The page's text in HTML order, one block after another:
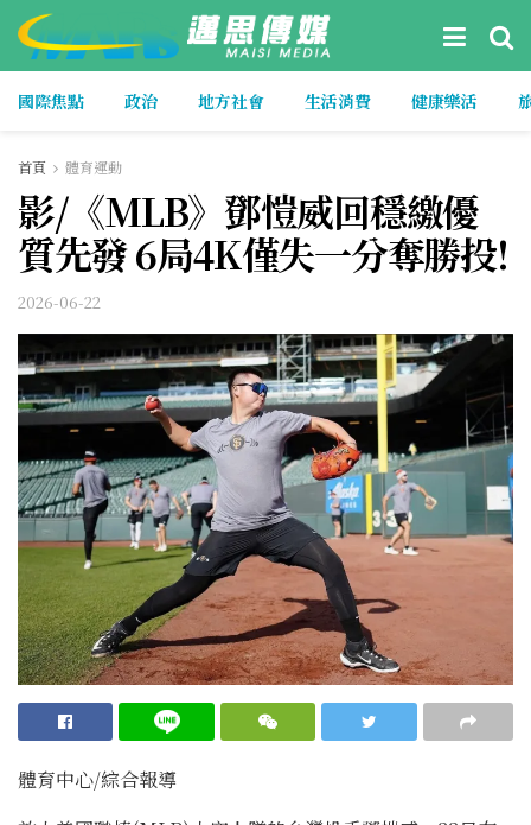
國際焦點 政治 地方社會 生活消費 健康樂活
首頁 體育運動
影/《MLB》鄧愷威回穩繳優
質先發 6局4K僅失一分奪勝投!
2026-06-22
體育中心/綜合報導